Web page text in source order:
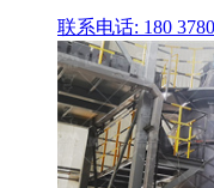
联系电话: 180